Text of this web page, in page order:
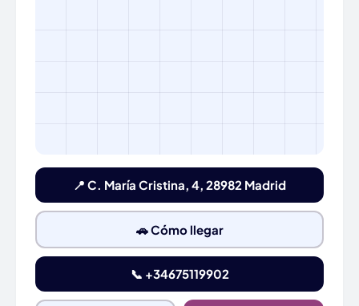
📍 C. María Cristina, 4, 28982 Madrid
🚗 Cómo llegar
📞 +34675119902